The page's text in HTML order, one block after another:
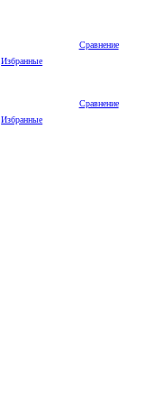
Избранные
Сравнение
Избранные
Сравнение